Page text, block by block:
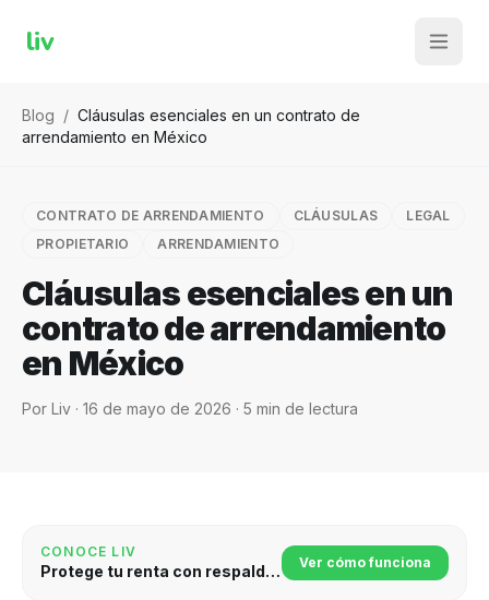
liv
Blog / Cláusulas esenciales en un contrato de
arrendamiento en México
CONTRATO DE ARRENDAMIENTO CLÁUSULAS
LEGAL
PROPIETARIO
ARRENDAMIENTO
Cláusulas esenciales en un
contrato de arrendamiento
en México
Por Liv · 16 de mayo de 2026 · 5 min de lectura
CONOCE LIV
Protege tu renta con respaldo jurídico Ver cómo funciona